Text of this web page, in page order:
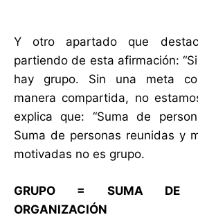
Y otro apartado que
partiendo de esta afirmación:
hay grupo. Sin una meta
manera compartida, no
explica que: “Suma de
Suma de personas reunidas y
motivadas no es grupo.
GRUPO = SUMA DE
ORGANIZACIÓN